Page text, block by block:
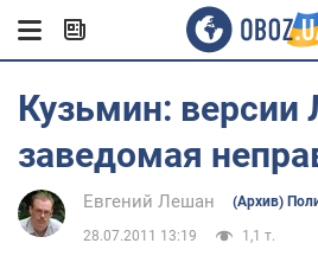
Кузьмин: версии
заведомая
Евгений Лешан (Архив)
28.07.2011 13:19 1,1 т.